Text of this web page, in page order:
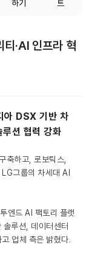
·AI 인프라 혁
아 DSX 기반 차
루션 협력 강화
축하고, 로보틱스,
그룹의 차세대 AI
엔드 AI 팩토리 플랫
루션, 데이터센터
업체 측은 밝혔다.